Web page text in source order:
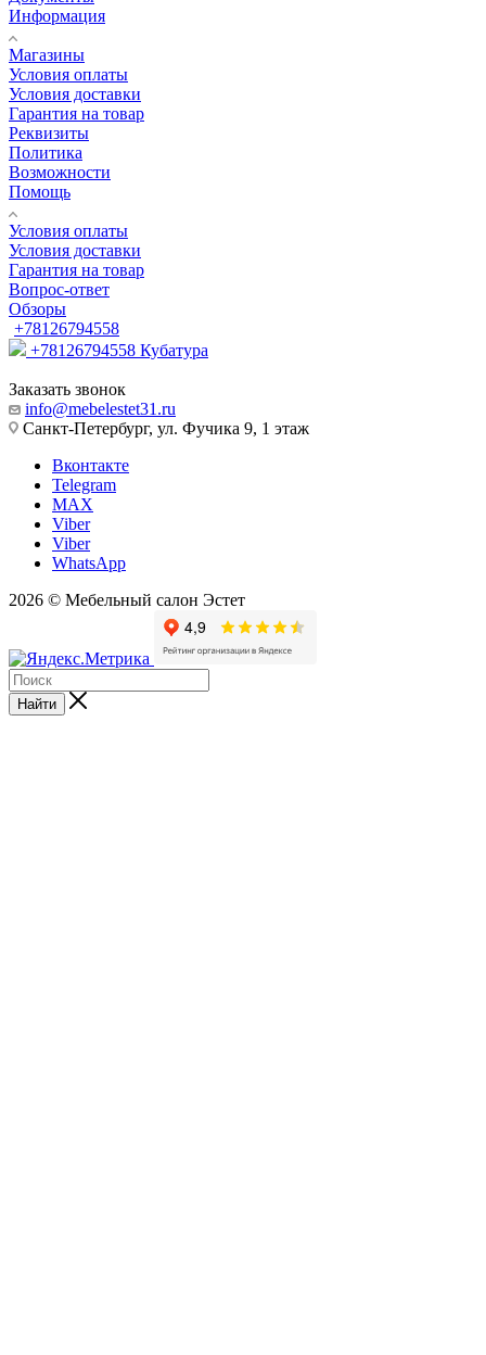
Информация
Магазины
Условия оплаты
Условия доставки
Гарантия на товар
Реквизиты
Политика
Возможности
Помощь
Условия оплаты
Условия доставки
Гарантия на товар
Вопрос-ответ
Обзоры
+78126794558
+78126794558 Кубатура
Заказать звонок
info@mebelestet31.ru
Санкт-Петербург, ул. Фучика 9, 1 этаж
Вконтакте
Telegram
MAX
Viber
Viber
WhatsApp
2026 © Мебельный салон Эстет
Найти